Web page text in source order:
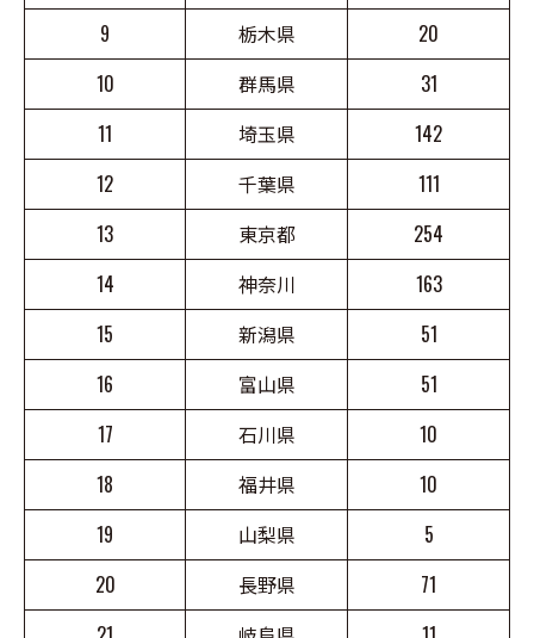
9
栃木県
20
10
群馬県
31
11
埼玉県
142
12
千葉県
111
13
東京都
254
14
神奈川
163
15
新潟県
51
16
富山県
51
17
石川県
10
18
福井県
10
19
山梨県
5
20
長野県
71